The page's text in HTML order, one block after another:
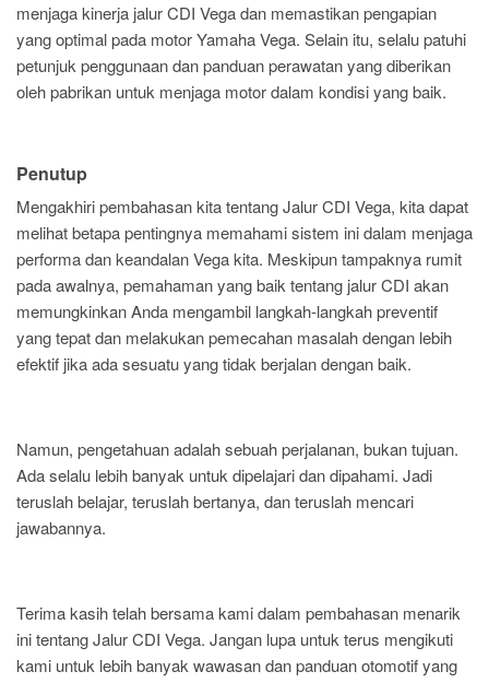
menjaga kinerja jalur CDI Vega dan memastikan pengapian
yang optimal pada motor Yamaha Vega. Selain itu, selalu patuhi
petunjuk penggunaan dan panduan perawatan yang diberikan
oleh pabrikan untuk menjaga motor dalam kondisi yang baik.
Penutup
Mengakhiri pembahasan kita tentang Jalur CDI Vega, kita dapat
melihat betapa pentingnya memahami sistem ini dalam menjaga
performa dan keandalan Vega kita. Meskipun tampaknya rumit
pada awalnya, pemahaman yang baik tentang jalur CDI akan
memungkinkan Anda mengambil langkah-langkah preventif
yang tepat dan melakukan pemecahan masalah dengan lebih
efektif jika ada sesuatu yang tidak berjalan dengan baik.
Namun, pengetahuan adalah sebuah perjalanan, bukan tujuan.
Ada selalu lebih banyak untuk dipelajari dan dipahami. Jadi
teruslah belajar, teruslah bertanya, dan teruslah mencari
jawabannya.
Terima kasih telah bersama kami dalam pembahasan menarik
ini tentang Jalur CDI Vega. Jangan lupa untuk terus mengikuti
kami untuk lebih banyak wawasan dan panduan otomotif yang